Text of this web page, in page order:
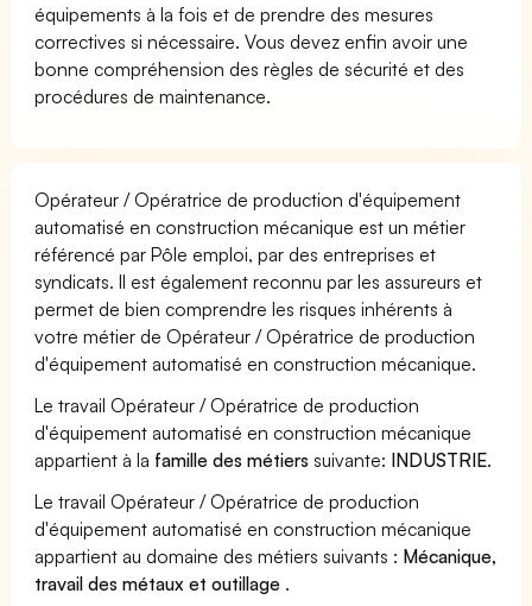
équipements à la fois et de prendre des mesures
correctives si nécessaire. Vous devez enfin avoir une
bonne compréhension des règles de sécurité et des
procédures de maintenance.
Opérateur / Opératrice de production d'équipement
automatisé en construction mécanique est un métier
référencé par Pôle emploi, par des entreprises et
syndicats. Il est également reconnu par les assureurs et
permet de bien comprendre les risques inhérents à
votre métier de Opérateur / Opératrice de production
d'équipement automatisé en construction mécanique.
Le travail Opérateur / Opératrice de production
d'équipement automatisé en construction mécanique
appartient à la famille des métiers suivante: INDUSTRIE.
Le travail Opérateur / Opératrice de production
d'équipement automatisé en construction mécanique
appartient au domaine des métiers suivants : Mécanique,
travail des métaux et outillage .